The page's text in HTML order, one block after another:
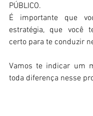
PÚBLICO.
É importante que
estratégia, que você
certo para te conduzir
Vamos te indicar um
toda diferença nesse